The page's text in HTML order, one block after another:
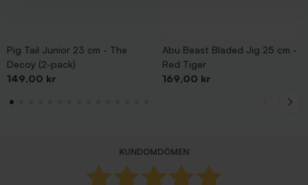
Pig Tail Junior 23 cm - The
Decoy (2-pack)
Pris
149,00 kr
Abu Beast Bladed Jig 25 cm -
Red Tiger
Pris
169,00 kr
KUNDOMDÖMEN